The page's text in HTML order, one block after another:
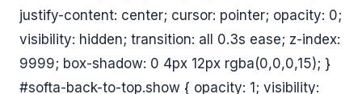
justify-content: center; cursor: pointer; opacity: 0;
visibility: hidden; transition: all 0.3s ease; z-index:
9999; box-shadow: 0 4px 12px rgba(0,0,0,15); }
#softa-back-to-top.show { opacity: 1; visibility: